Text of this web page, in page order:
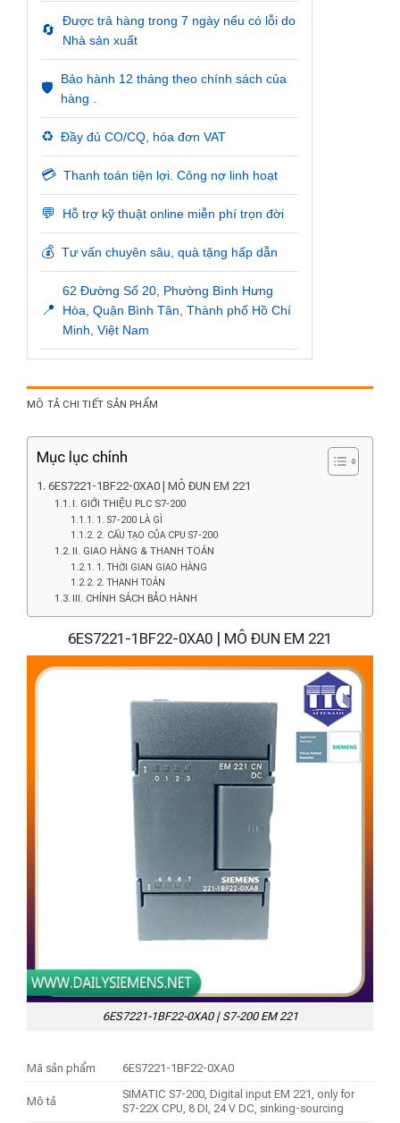
🔄
Được trả hàng trong 7 ngày nếu có lỗi do
Nhà sản xuất
🛡️
Bảo hành 12 tháng theo chính sách của
hàng .
♻️ Đầy đủ CO/CQ, hóa đơn VAT
💳 Thanh toán tiện lợi. Công nợ linh hoạt
💬 Hỗ trợ kỹ thuật online miễn phí trọn đời
💰 Tư vấn chuyên sâu, quà tặng hấp dẫn
📍
62 Đường Số 20, Phường Bình Hưng
Hòa, Quận Bình Tân, Thành phố Hồ Chí
Minh, Việt Nam
MÔ TẢ CHI TIẾT SẢN PHẨM
Mục lục chính
6ES7221-1BF22-0XA0 | MÔ ĐUN EM 221
I. GIỚI THIỆU PLC S7-200
1. S7-200 LÀ GÌ
2. CẤU TẠO CỦA CPU S7-200
II. GIAO HÀNG & THANH TOÁN
1. THỜI GIAN GIAO HÀNG
2. THANH TOÁN
III. CHÍNH SÁCH BẢO HÀNH
6ES7221-1BF22-0XA0 | MÔ ĐUN EM 221
6ES7221-1BF22-0XA0 | S7-200 EM 221
Mã sản phẩm 6ES7221-1BF22-0XA0
Mô tả
SIMATIC S7-200, Digital input EM 221, only for
S7-22X CPU, 8 DI, 24 V DC, sinking-sourcing